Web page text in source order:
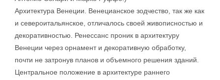
Архитектура Венеции. Венецианское зодчество, так же как
и североитальянское, отличалось своей живописностью и
декоративностью. Ренессанс проник в архитектуру
Венеции через орнамент и декоративную обработку,
почти не затронув планов и объемного решения зданий.
Центральное положение в архитектуре раннего